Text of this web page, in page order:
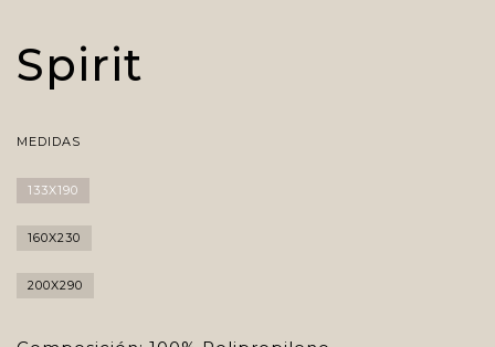
Spirit
MEDIDAS
133X190
160X230
200X290